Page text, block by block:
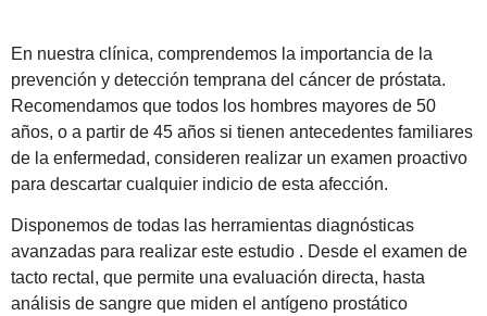
En nuestra clínica, comprendemos la importancia de la
prevención y detección temprana del cáncer de próstata.
Recomendamos que todos los hombres mayores de 50
años, o a partir de 45 años si tienen antecedentes familiares
de la enfermedad, consideren realizar un examen proactivo
para descartar cualquier indicio de esta afección.
Disponemos de todas las herramientas diagnósticas
avanzadas para realizar este estudio . Desde el examen de
tacto rectal, que permite una evaluación directa, hasta
análisis de sangre que miden el antígeno prostático